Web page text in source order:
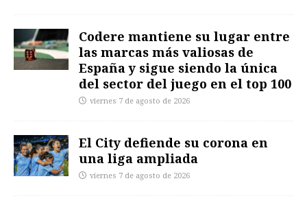
Codere mantiene su lugar entre
las marcas más valiosas de
España y sigue siendo la única
del sector del juego en el top 100
viernes 7 de agosto de 2026
El City defiende su corona en
una liga ampliada
viernes 7 de agosto de 2026